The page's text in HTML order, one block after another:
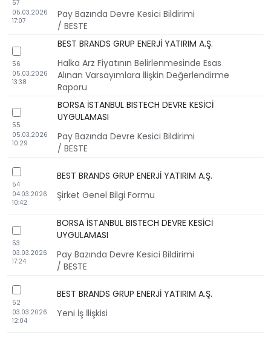
57
05.03.2026
17:07
Pay Bazında Devre Kesici Bildirimi
/ BESTE
checkbox
56
05.03.2026
13:38
BEST BRANDS GRUP ENERJİ YATIRIM A.Ş.
Halka Arz Fiyatının Belirlenmesinde Esas
Alınan Varsayımlara İlişkin Değerlendirme
Raporu
checkbox
55
05.03.2026
10:29
BORSA İSTANBUL BISTECH DEVRE KESİCİ
UYGULAMASI
Pay Bazında Devre Kesici Bildirimi
/ BESTE
checkbox
54
04.03.2026
10:42
BEST BRANDS GRUP ENERJİ YATIRIM A.Ş.
Şirket Genel Bilgi Formu
checkbox
53
03.03.2026
17:24
BORSA İSTANBUL BISTECH DEVRE KESİCİ
UYGULAMASI
Pay Bazında Devre Kesici Bildirimi
/ BESTE
checkbox
52
03.03.2026
12:04
BEST BRANDS GRUP ENERJİ YATIRIM A.Ş.
Yeni İş İlişkisi